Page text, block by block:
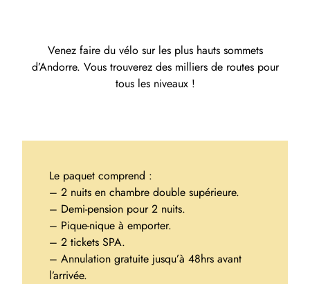
Venez faire du vélo sur les plus hauts sommets
d’Andorre. Vous trouverez des milliers de routes pour
tous les niveaux !
Le paquet comprend :
– 2 nuits en chambre double supérieure.
– Demi-pension pour 2 nuits.
– Pique-nique à emporter.
– 2 tickets SPA.
– Annulation gratuite jusqu’à 48hrs avant
l’arrivée.